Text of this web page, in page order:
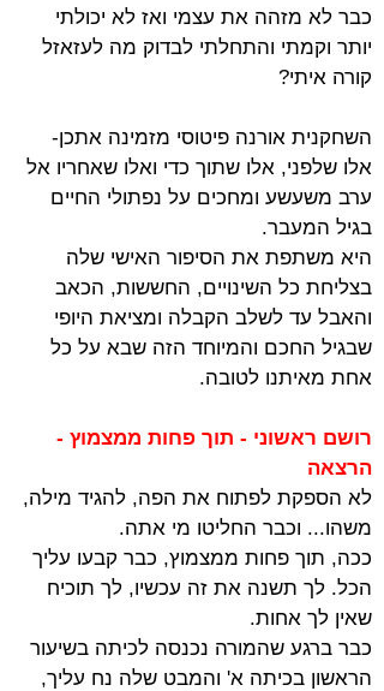
כבר לא מזהה את עצמי ואז לא יכולתי
יותר וקמתי והתחלתי לבדוק מה לעזאזל
קורה איתי?
השחקנית אורנה פיטוסי מזמינה אתכן-
אלו שלפני, אלו שתוך כדי ואלו שאחריו אל
ערב משעשע ומחכים על נפתולי החיים
בגיל המעבר.
היא משתפת את הסיפור האישי שלה
בצליחת כל השינויים, החששות, הכאב
והאבל עד לשלב הקבלה ומציאת היופי
שבגיל החכם והמיוחד הזה שבא על כל
אחת מאיתנו לטובה.
רושם ראשוני - תוך פחות ממצמוץ -
הרצאה
לא הספקת לפתוח את הפה, להגיד מילה,
משהו... וכבר החליטו מי אתה.
ככה, תוך פחות ממצמוץ, כבר קבעו עליך
הכל. לך תשנה את זה עכשיו, לך תוכיח
שאין לך אחות.
כבר ברגע שהמורה נכנסה לכיתה בשיעור
הראשון בכיתה א' והמבט שלה נח עליך,